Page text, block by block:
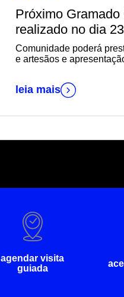
Próximo
realizado no dia
Comunidade poderá
e artesãos e
leia mais
agendar visita
guiada